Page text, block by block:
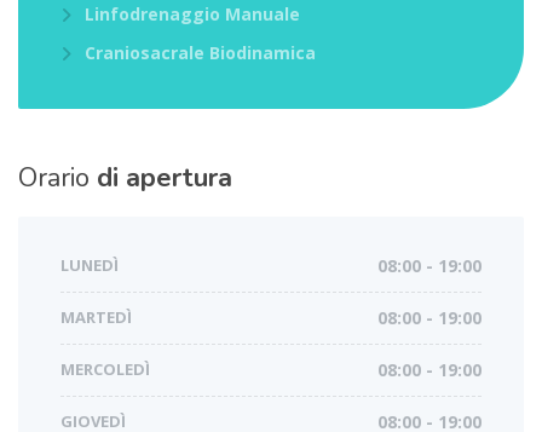
Linfodrenaggio Manuale
Craniosacrale Biodinamica
Orario di apertura
LUNEDÌ 08:00 - 19:00
MARTEDÌ 08:00 - 19:00
MERCOLEDÌ 08:00 - 19:00
GIOVEDÌ 08:00 - 19:00